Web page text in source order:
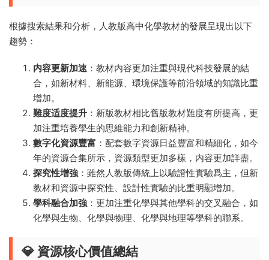
根據搜索結果和分析，人教版高中化學教材的發展呈現出以下
趨勢：
内容更新加速 ：教材内容更加注重與現代科技發展的結
合，如新材料、新能源、環境保護等前沿領域的知識比重
增加。
難度适度提升 ：新版教材相比舊版教材難度有所提高，更
加注重培養學生的思維能力和創新精神。
數字化資源豐富 ：配套數字資源日益豐富和精細化，如今
年的資源合集所示，資源類型更加多樣，内容更加詳盡。
探究性增強 ：雖然人教版傳統上以驗證性實驗爲主，但新
教材和資源中探究性、設計性實驗的比重明顯增加。
學科融合加強 ：更加注重化學與其他學科的交叉融合，如
化學與生物、化學與物理、化學與地理等學科的聯系。
💎 資源核心價值總結